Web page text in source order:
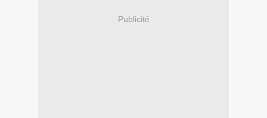
Publicité